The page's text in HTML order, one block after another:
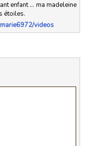
enfant ... ma madeleine
étoiles.
videos